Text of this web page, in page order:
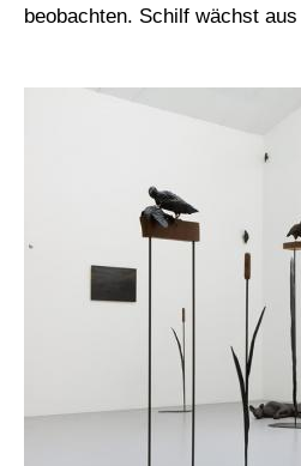
beobachten. Schilf wächst